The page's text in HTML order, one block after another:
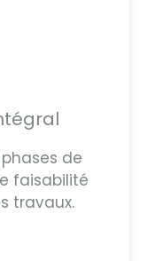
de
faisabilité
travaux.